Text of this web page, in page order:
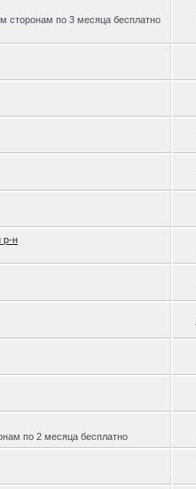
сторонам по 3 месяца бесплатно
р-н
по 2 месяца бесплатно